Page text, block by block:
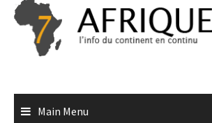
Skip
content
Main Menu